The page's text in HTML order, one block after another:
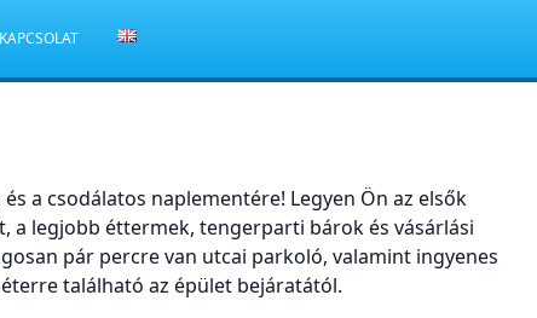
KAPCSOLAT
a csodálatos naplementére! Legyen Ön az elsők
a legjobb éttermek, tengerparti bárok és vásárlási
pár percre van utcai parkoló, valamint ingyenes
található az épület bejáratától.